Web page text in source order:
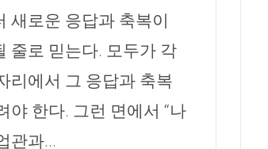
새로운 응답과 축복이
줄로 믿는다. 모두가 각
리에서 그 응답과 축복
야 한다. 그런 면에서 “나
관과...